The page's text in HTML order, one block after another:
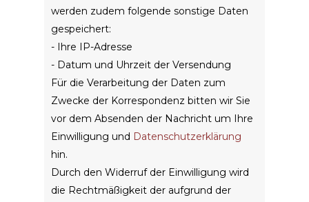
werden zudem folgende sonstige Daten
gespeichert:
- Ihre IP-Adresse
- Datum und Uhrzeit der Versendung
Für die Verarbeitung der Daten zum
Zwecke der Korrespondenz bitten wir Sie
vor dem Absenden der Nachricht um Ihre
Einwilligung und Datenschutzerklärung
hin.
Durch den Widerruf der Einwilligung wird
die Rechtmäßigkeit der aufgrund der